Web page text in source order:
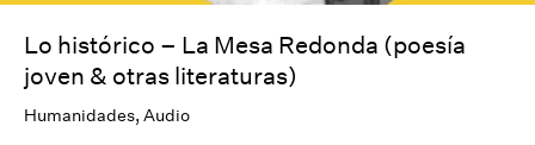
Lo histórico – La Mesa Redonda (poesía
joven & otras literaturas)
Humanidades, Audio